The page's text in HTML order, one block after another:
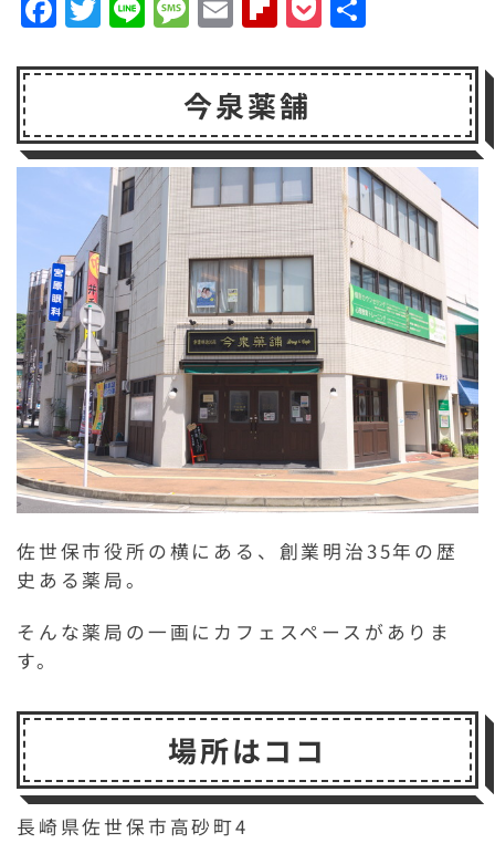
F
c
b
k
T
it
e
r
Li
e
M
s
s
a
g
e
E
a
il
F
p
b
o
a
r
d
P
c
e
t
今泉薬舗
佐世保市役所の横にある、創業明治35年の歴
史ある薬局。
そんな薬局の一画にカフェスペースがありま
す。
場所はココ
長崎県佐世保市高砂町4